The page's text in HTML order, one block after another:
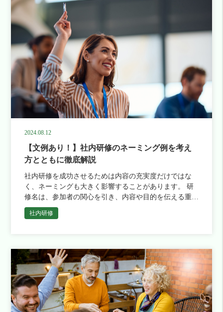
2024.08.12
【文例あり！】社内研修のネーミング例を考え
方とともに徹底解説
社内研修を成功させるためは内容の充実度だけではな
く、ネーミングも大きく影響することがあります。 研
修名は、参加者の関心を引き、内容や目的を伝える重要
な役割を果たしますが、どのようにネーミングを決める
べきか悩むこともあるで […]
社内研修